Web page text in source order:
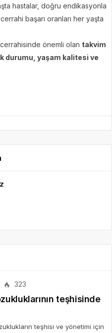
hastalar, doğru endikasyonla
başarı oranları her yaşta
önemli olan takvim
durumu, yaşam kalitesi ve
323
teşhisinde
teşhisi ve yönetimi için